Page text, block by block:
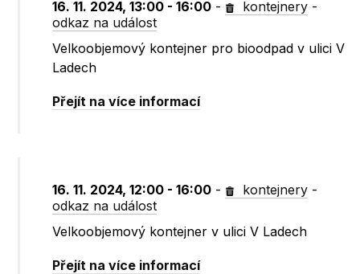
16. 11. 2024, 13:00 - 16:00 - kontejnery -
odkaz na událost
Velkoobjemový kontejner pro bioodpad v ulici V
Ladech
Přejít na více informací
16. 11. 2024, 12:00 - 16:00 - kontejnery -
odkaz na událost
Velkoobjemový kontejner v ulici V Ladech
Přejít na více informací